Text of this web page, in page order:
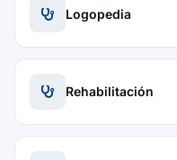
Logopedia
Rehabilitación